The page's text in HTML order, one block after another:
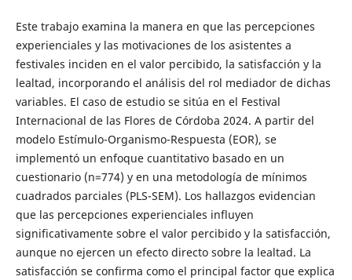
Este trabajo examina la manera en que las percepciones
experienciales y las motivaciones de los asistentes a
festivales inciden en el valor percibido, la satisfacción y la
lealtad, incorporando el análisis del rol mediador de dichas
variables. El caso de estudio se sitúa en el Festival
Internacional de las Flores de Córdoba 2024. A partir del
modelo Estímulo-Organismo-Respuesta (EOR), se
implementó un enfoque cuantitativo basado en un
cuestionario (n=774) y en una metodología de mínimos
cuadrados parciales (PLS-SEM). Los hallazgos evidencian
que las percepciones experienciales influyen
significativamente sobre el valor percibido y la satisfacción,
aunque no ejercen un efecto directo sobre la lealtad. La
satisfacción se confirma como el principal factor que explica